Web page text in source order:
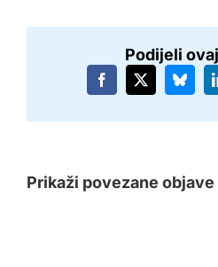
Podijeli
Facebook
X
Prikaži povezane objave